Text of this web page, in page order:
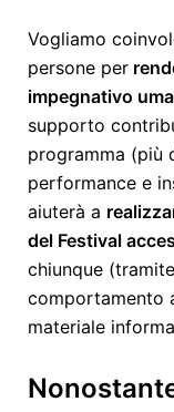
Vogliamo
persone per
impegnativo
supporto
programma (più
performance e
aiuterà a
del Festival
chiunque
comportamento
materiale